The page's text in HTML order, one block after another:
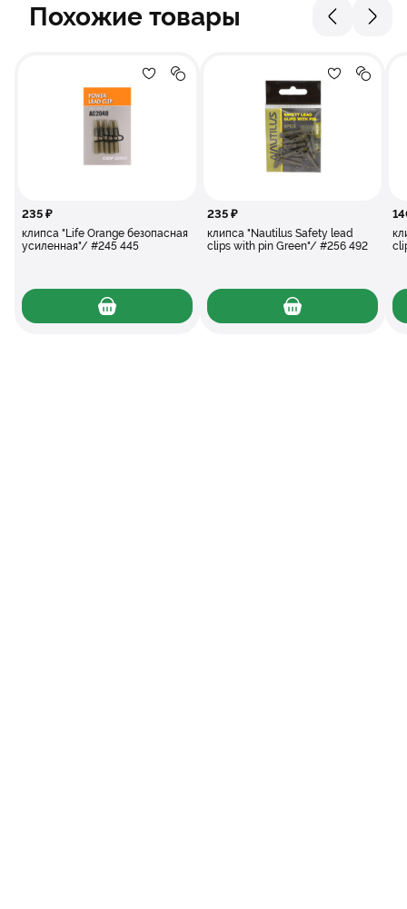
Похожие товары
Добавление в избранное
Добавление в сравнение
клипса "Life Orange безопасная
235 ₽
клипса "Life Orange безопасная
усиленная"/ #245 445
клипса
235 ₽
клипса "Nautilus Safety lead
clips with pin Green"/ #256 492